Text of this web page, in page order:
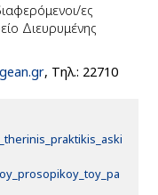
ες
Διευρυμένης
r, Τηλ.: 22710